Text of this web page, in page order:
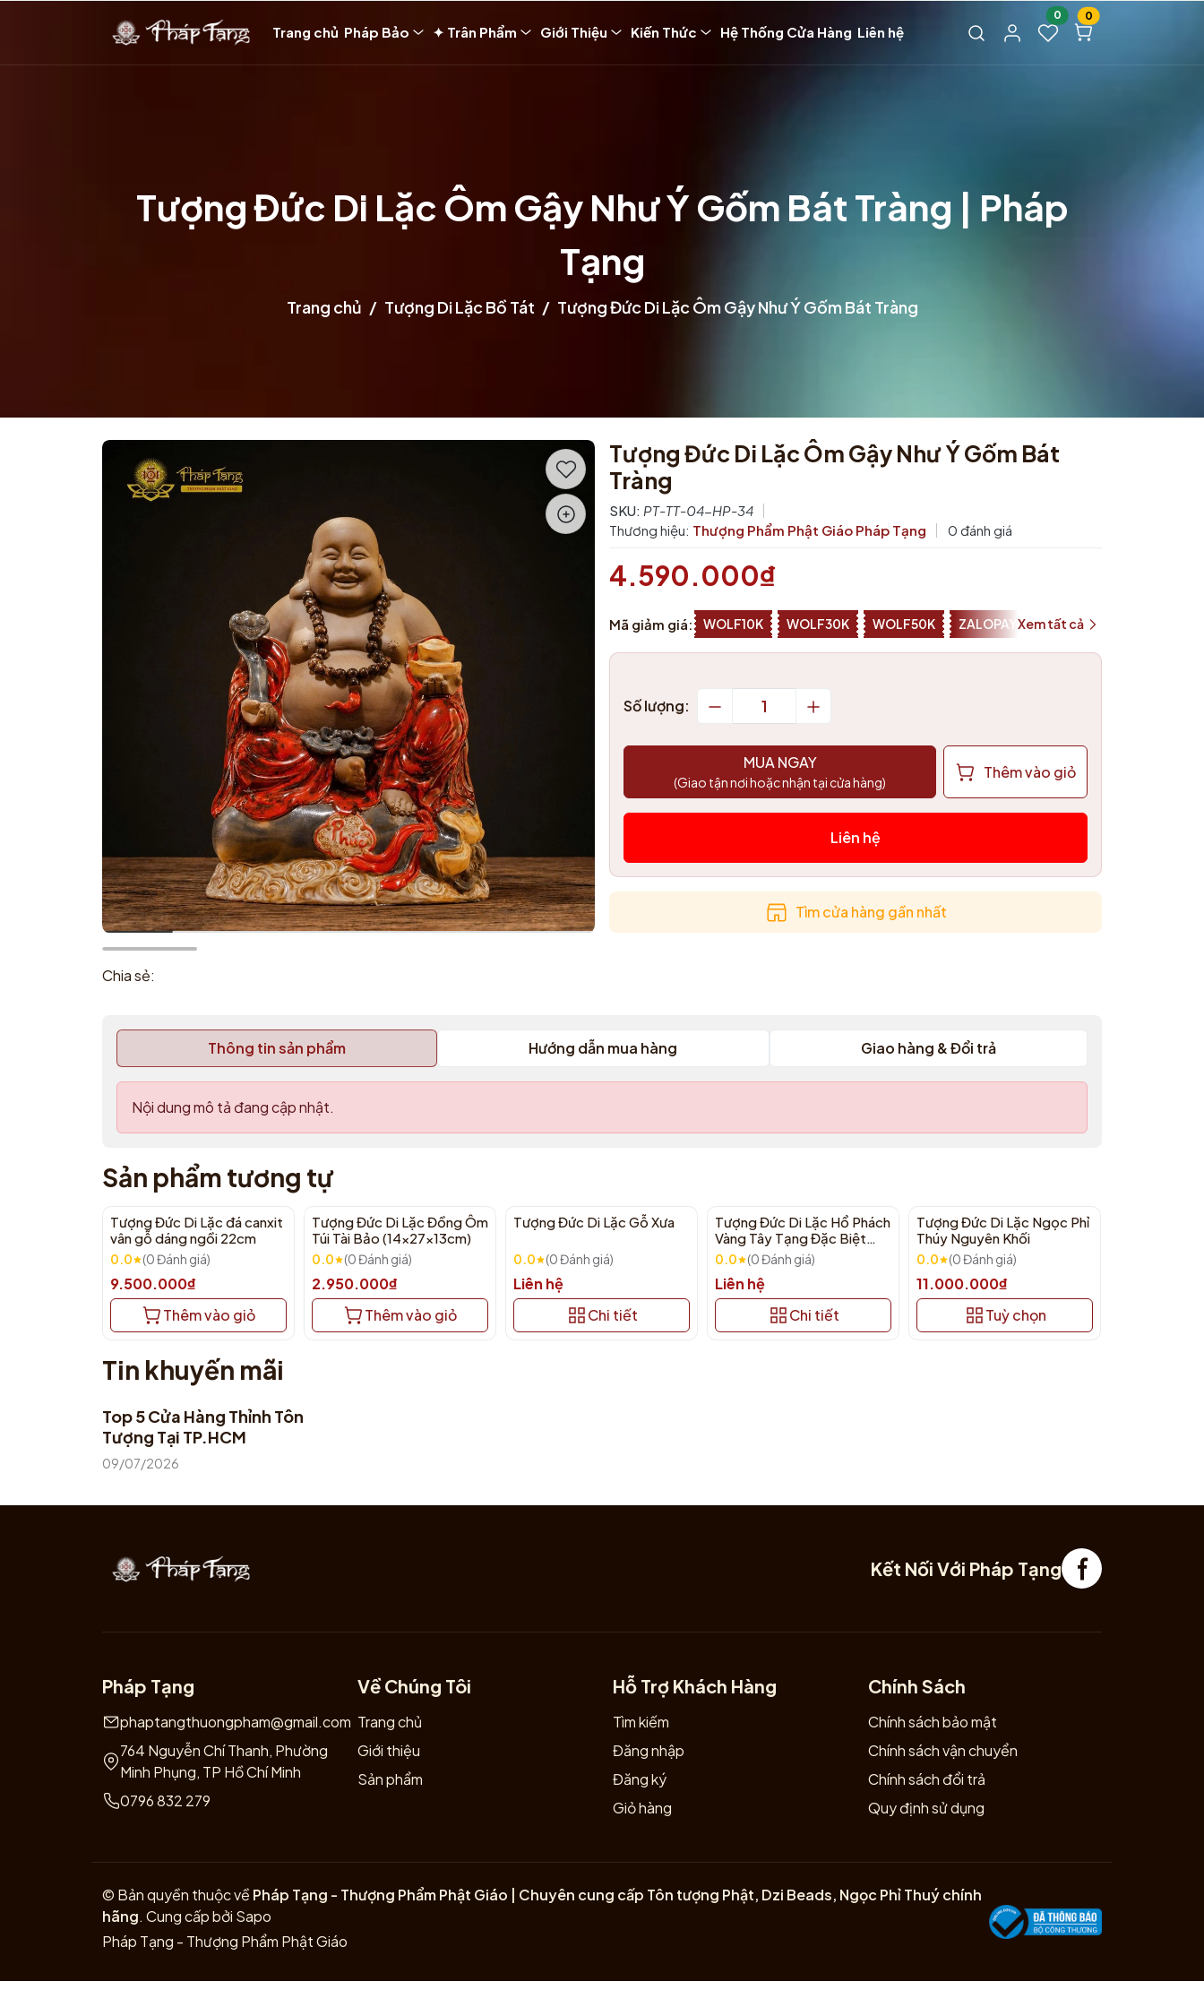
Trang chủ Pháp Bảo ✦ Trân Phẩm Giới Thiệu Kiến Thức Hệ Thống Cửa Hàng Liên hệ
0 0
Tượng Đức Di Lặc Ôm Gậy Như Ý Gốm Bát Tràng | Pháp
Tạng
Trang chủ Tượng Di Lặc Bồ Tát Tượng Đức Di Lặc Ôm Gậy Như Ý Gốm Bát Tràng
Chia sẻ:
Tượng Đức Di Lặc Ôm Gậy Như Ý Gốm Bát
Tràng
SKU: PT-TT-04-HP-34
Thương hiệu: Thượng Phẩm Phật Giáo Pháp Tạng 0 đánh giá
4.590.000₫
Mã giảm giá: WOLF10K WOLF30K WOLF50K ZALOPAY25K SHOPEEPAY026
Xem tất cả
Số lượng:
MUA NGAY
(Giao tận nơi hoặc nhận tại cửa hàng)
Thêm vào giỏ
Liên hệ
Tìm cửa hàng gần nhất
Thông tin sản phẩm Hướng dẫn mua hàng Giao hàng & Đổi trả
Nội dung mô tả đang cập nhật.
Sản phẩm tương tự
Tượng Đức Di Lặc đá canxit
vân gỗ dáng ngồi 22cm
0.0 (0 Đánh giá)
9.500.000₫
Thêm vào giỏ
Tượng Đức Di Lặc Đồng Ôm
Túi Tài Bảo (14x27x13cm)
0.0 (0 Đánh giá)
2.950.000₫
Thêm vào giỏ
Tượng Đức Di Lặc Gỗ Xưa
0.0 (0 Đánh giá)
Liên hệ
Chi tiết
Tượng Đức Di Lặc Hổ Phách
Vàng Tây Tạng Đặc Biệt
20cm
0.0 (0 Đánh giá)
Liên hệ
Chi tiết
Tượng Đức Di Lặc Ngọc Phỉ
Thúy Nguyên Khối
0.0 (0 Đánh giá)
11.000.000₫
Tuỳ chọn
Tin khuyến mãi
Top 5 Cửa Hàng Thỉnh Tôn
Tượng Tại TP.HCM
09/07/2026
Kết Nối Với Pháp Tạng
Pháp Tạng
phaptangthuongpham@gmail.com
764 Nguyễn Chí Thanh, Phường
Minh Phụng, TP Hồ Chí Minh
0796 832 279
Về Chúng Tôi
Trang chủ
Giới thiệu
Sản phẩm
Hỗ Trợ Khách Hàng
Tìm kiếm
Đăng nhập
Đăng ký
Giỏ hàng
Chính Sách
Chính sách bảo mật
Chính sách vận chuyển
Chính sách đổi trả
Quy định sử dụng
© Bản quyền thuộc về Pháp Tạng - Thượng Phẩm Phật Giáo | Chuyên cung cấp Tôn tượng Phật, Dzi Beads, Ngọc Phỉ Thuý chính
hãng. Cung cấp bởi Sapo
Pháp Tạng - Thượng Phẩm Phật Giáo